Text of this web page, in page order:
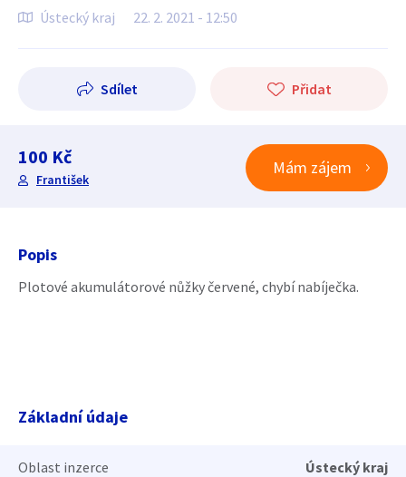
Ústecký kraj 22. 2. 2021 - 12:50
Sdílet Přidat
100 Kč
František
Mám zájem
Popis
Plotové akumulátorové nůžky červené, chybí nabíječka.
Základní údaje
Oblast inzerce Ústecký kraj